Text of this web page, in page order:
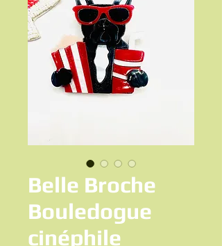
Belle Broche
Bouledogue
cinéphile